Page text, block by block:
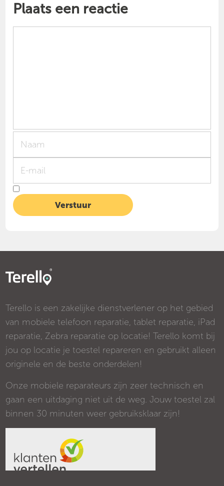
Plaats een reactie
Terello is een zakelijke dienstverlener op het gebied
van mobiele telefoon reparatie, tablet reparatie, iPad
reparatie, Zebra reparatie op locatie! Terello komt bij
jou op locatie je toestel repareren en gebruikt alleen
originele en de beste onderdelen!
Onze mobiele reparateurs zijn zeer technisch en
gaan een uitdaging niet uit de weg. Jouw toestel zal
binnen 30 minuten weer gebruiksklaar zijn!